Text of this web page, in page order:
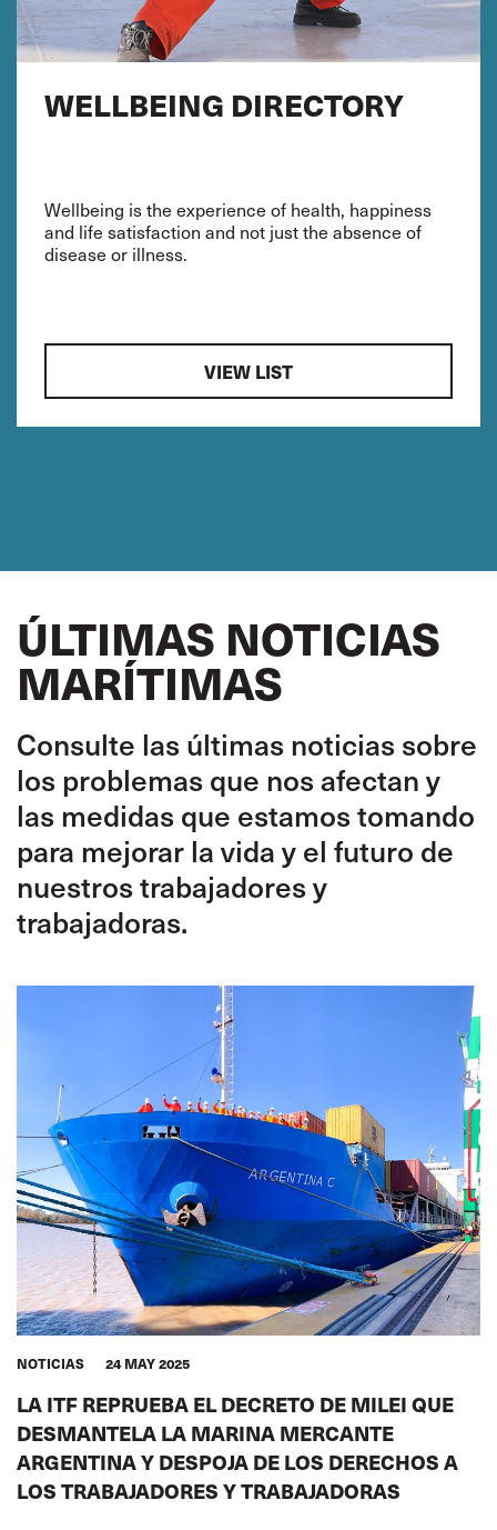
WELLBEING DIRECTORY
Wellbeing is the experience of health, happiness
and life satisfaction and not just the absence of
disease or illness.
VIEW LIST
ÚLTIMAS NOTICIAS
MARÍTIMAS
Consulte las últimas noticias sobre
los problemas que nos afectan y
las medidas que estamos tomando
para mejorar la vida y el futuro de
nuestros trabajadores y
trabajadoras.
NOTICIAS 24 MAY 2025
LA ITF REPRUEBA EL DECRETO DE MILEI QUE
DESMANTELA LA MARINA MERCANTE
ARGENTINA Y DESPOJA DE LOS DERECHOS A
LOS TRABAJADORES Y TRABAJADORAS